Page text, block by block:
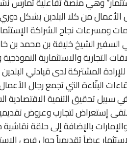
من كلا البلدين بشكل
ومسرعات نجاح الشراكة
الشيخ خليفة بن محمد بن
التجارية والاستثمارية النموذجية
المشتركة لدى قيادتي
البنّاءة التي تجمع رجال
في سبيل تحقيق التنمية
إستعراض لتجارب وعروض
بالإضافة إلى حلقة
عرضاَ تقديمياً حول فرص